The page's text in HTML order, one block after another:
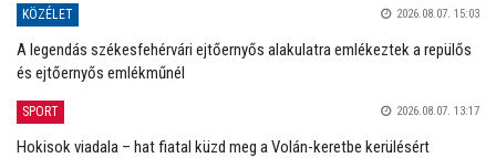
KÖZÉLET 2026.08.07. 15:03
A legendás székesfehérvári ejtőernyős alakulatra emlékeztek a repülős
és ejtőernyős emlékműnél
SPORT 2026.08.07. 13:17
Hokisok viadala – hat fiatal küzd meg a Volán-keretbe kerülésért